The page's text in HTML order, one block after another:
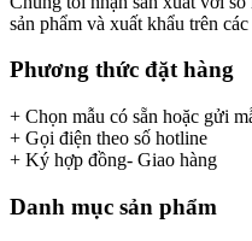
sản phẩm và xuất khẩu trên
Phương thức đặt hàng
+ Chọn mẫu có sẵn hoặc gửi
+ Gọi điện theo số hotline
+ Ký hợp đồng- Giao hàng
Danh mục sản phẩm